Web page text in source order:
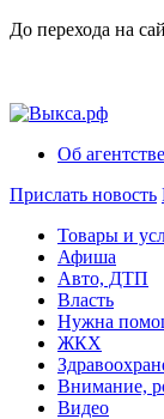
До перехода на
Об агентстве
Прислать новость
Товары и
Афиша
Авто, ДТП
Власть
Нужна
ЖКХ
Внимание,
Видео